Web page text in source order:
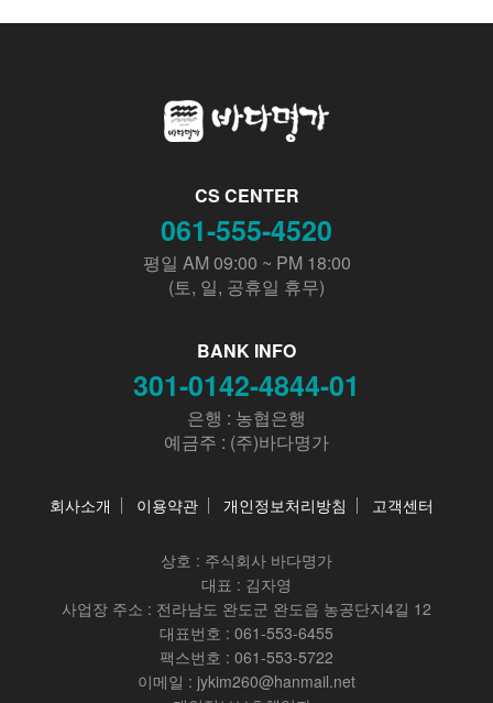
CS CENTER
061-555-4520
평일 AM 09:00 ~ PM 18:00
(토, 일, 공휴일 휴무)
BANK INFO
301-0142-4844-01
은행 : 농협은행
예금주 : (주)바다명가
회사소개 이용약관 개인정보처리방침 고객센터
상호 : 주식회사 바다명가
대표 : 김자영
사업장 주소 : 전라남도 완도군 완도읍 농공단지4길 12
대표번호 : 061-553-6455
팩스번호 : 061-553-5722
이메일 : jykim260@hanmail.net